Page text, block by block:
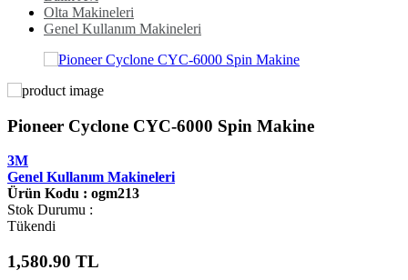
Olta Makineleri
Genel Kullanım Makineleri
Pioneer Cyclone CYC-6000 Spin Makine
3M
Genel Kullanım Makineleri
Ürün Kodu : ogm213
Stok Durumu :
Tükendi
1,580.90 TL